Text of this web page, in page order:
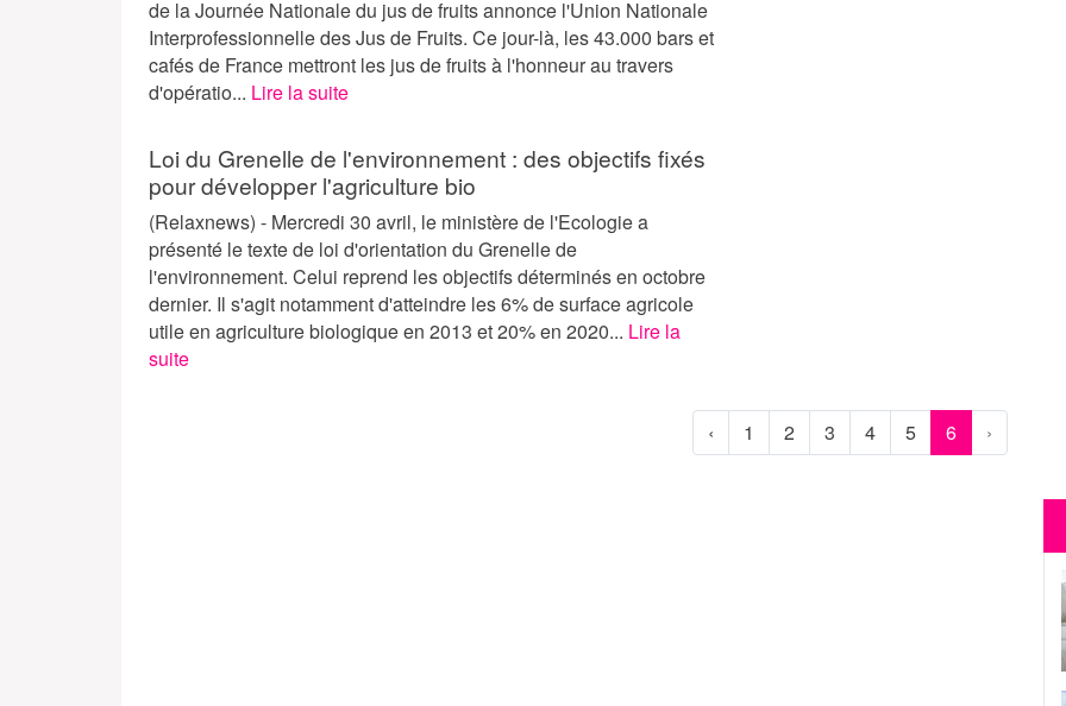
de la Journée Nationale du jus de fruits annonce l'Union Nationale
Interprofessionnelle des Jus de Fruits. Ce jour-là, les 43.000 bars et
cafés de France mettront les jus de fruits à l'honneur au travers
d'opératio... Lire la suite
Loi du Grenelle de l'environnement : des objectifs fixés
pour développer l'agriculture bio
(Relaxnews) - Mercredi 30 avril, le ministère de l'Ecologie a
présenté le texte de loi d'orientation du Grenelle de
l'environnement. Celui reprend les objectifs déterminés en octobre
dernier. Il s'agit notamment d'atteindre les 6% de surface agricole
utile en agriculture biologique en 2013 et 20% en 2020... Lire la
suite
‹ 1 2 3 4 5 6 ›